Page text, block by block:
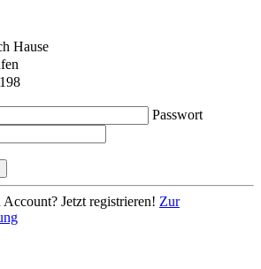
Hause
Passwort
Jetzt registrieren! Zur